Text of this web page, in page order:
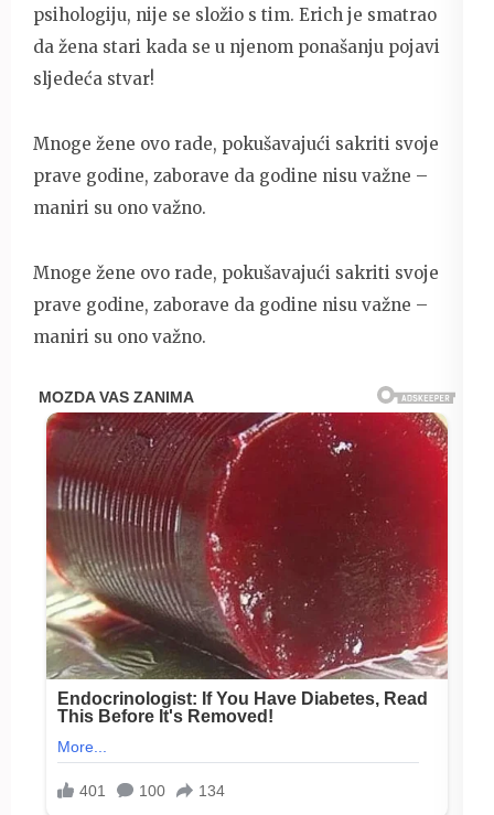
psihologiju, nije se složio s tim. Erich je smatrao
da žena stari kada se u njenom ponašanju pojavi
sljedeća stvar!
Mnoge žene ovo rade, pokušavajući sakriti svoje
prave godine, zaborave da godine nisu važne –
maniri su ono važno.
Mnoge žene ovo rade, pokušavajući sakriti svoje
prave godine, zaborave da godine nisu važne –
maniri su ono važno.